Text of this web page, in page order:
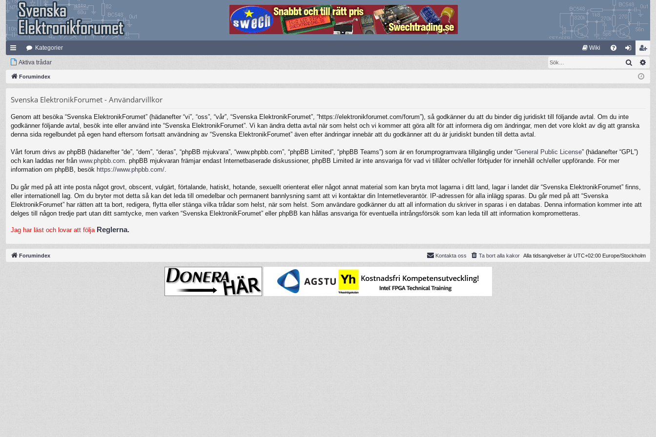
na
bb
ar
Kategorier Wiki
og li
m
Aktiva trådar Sök
Forumindex
Svenska ElektronikForumet - Användarvillkor
Genom att besöka “Svenska ElektronikForumet” (hädanefter “vi”, “oss”, “vår”, “Svenska ElektronikForumet”, “https://elektronikforumet.com/forum”), så godkänner du att du binder dig juridiskt till följande avtal. Om du inte
godkänner följande avtal, besök inte eller använd inte “Svenska ElektronikForumet”. Vi kan ändra detta avtal när som helst och vi kommer att göra allt för att informera dig om ändringar, men det vore klokt av dig att granska
denna sida regelbundet på egen hand eftersom fortsatt användning av “Svenska ElektronikForumet” även efter ändringar innebär att du godkänner att du är juridiskt bunden till detta avtal.
Vårt forum drivs av phpBB (hädanefter “de”, “dem”, “deras”, “phpBB mjukvara”, “www.phpbb.com”, “phpBB Limited”, “phpBB Teams”) som är en forumprogramvara tillgänglig under “General Public License” (hädanefter “GPL”)
och kan laddas ner från www.phpbb.com . phpBB mjukvaran främjar endast Internetbaserade diskussioner, phpBB Limited är inte ansvariga för vad vi tillåter och/eller förbjuder för innehåll och/eller uppförande. För mer
information om phpBB, besök https://www.phpbb.com/
Du går med på att inte posta något grovt, obscent, vulgärt, förtalande, hatiskt, hotande, sexuellt orienterat eller något annat material som kan bryta mot lagarna i ditt land, lagar i landet där “Svenska ElektronikForumet” finns,
eller internationell lag. Om du bryter mot detta så kan det leda till omedelbar och permanent bannlysning samt att vi kontaktar din Internetleverantör. IP-adressen för alla inlägg sparas. Du går med på att “Svenska
ElektronikForumet” har rätten att ta bort, redigera, flytta eller stänga vilka trådar som helst, när som helst. Som användare godkänner du att all information du skriver in sparas i en databas. Denna information kommer inte att
delges till någon tredje part utan ditt samtycke, men varken “Svenska ElektronikForumet” eller phpBB kan hållas ansvariga för eventuella intrångsförsök som kan leda till att information komprometteras.
Jag har läst och lovar att följa Reglerna.
Forumindex Alla tidsangivelser är UTC+02:00 Europe/Stockholm
Ta bort alla kakor
Kontakta oss